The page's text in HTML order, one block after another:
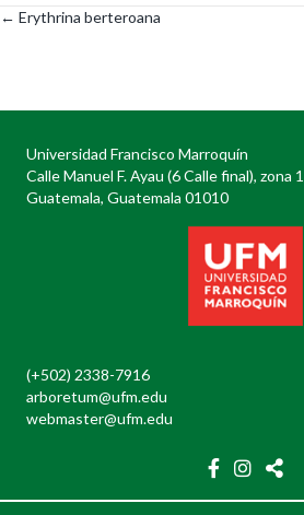
Posts
← Erythrina berteroana
Universidad Francisco Marroquín
Calle Manuel F. Ayau (6 Calle final), zona
Guatemala, Guatemala 01010
(+502) 2338-7916
arboretum@ufm.edu
webmaster@ufm.edu